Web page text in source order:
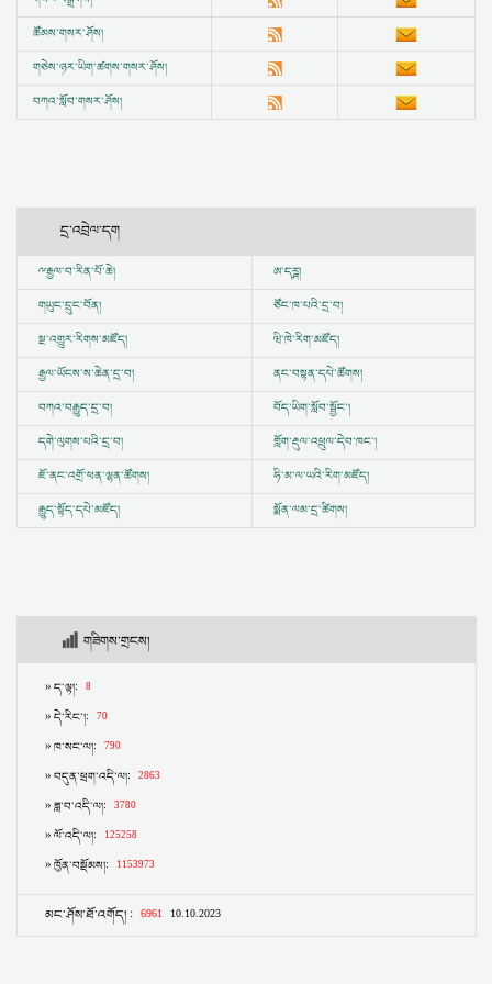
ཚོམས་གསར་ཤོས།
གཅེས་ཉར་ཡིག་ཚགས་གསར་ཤོས།
བཀའ་སློབ་གསར་ཤོས།
དྲ་འབྲེལ་དག
ྋརྒྱལ་བ་རིན་པོ་ཆེ།
ཨ་དཪྴ།
གཡུང་དྲུང་བོན།
ཙོང་ཁ་པའི་དྲ་བ།
སྔ་འགྱུར་རིགས་མཛོད།
ཝི་ཁེ་རིག་མཛོད།
རྒྱལ་ཡོངས་ས་ཆེན་དྲ་བ།
ནང་བསྟན་དཔེ་ཚོགས།
བཀའ་བརྒྱུད་དྲ་བ།
བོད་ཡིག་སློབ་སྦྱོང་།
དགེ་ལུགས་པའི་དྲ་བ།
གློག་རྡུལ་འཕྲུལ་དེབ་ཁང་།
ཇོ་ནང་འགྲོ་ཕན་ལྷན་ཚོགས།
ཧི་མ་ལ་ཡའི་རིག་མཛོད།
རྒྱུད་སྟོད་དཔེ་མཛོད།
སྨོན་ལམ་དྲ་ཚིགས།